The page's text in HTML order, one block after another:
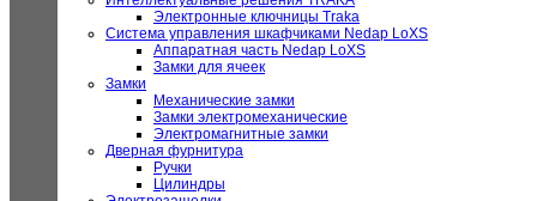
Электронные ключницы Traka
Система управления шкафчиками Nedap LoXS
Аппаратная часть Nedap LoXS
Замки для ячеек
Замки
Механические замки
Замки электромеханические
Электромагнитные замки
Дверная фурнитура
Ручки
Цилиндры